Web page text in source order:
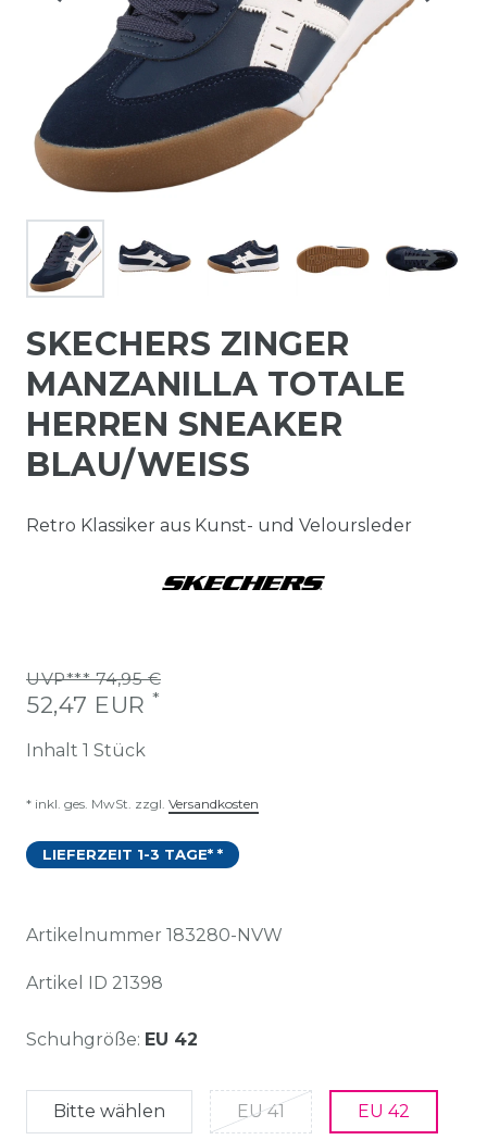
SKECHERS ZINGER
MANZANILLA TOTALE
HERREN SNEAKER
BLAU/WEISS
Retro Klassiker aus Kunst- und Veloursleder
UVP*** 74,95 €
52,47 EUR *
Inhalt 1 Stück
* inkl. ges. MwSt. zzgl. Versandkosten
LIEFERZEIT 1-3 TAGE* *
Artikelnummer 183280-NVW
Artikel ID 21398
Schuhgröße: EU 42
Bitte wählen EU 41 EU 42